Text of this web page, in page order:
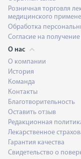
Розничная торговля
медицинского
Обработка
Согласие на
О нас
О компании
История
Команда
Контакты
Благотворительность
Оставить отзыв
Редакционная
Лекарственное
Гарантия качества
Свидетельство о